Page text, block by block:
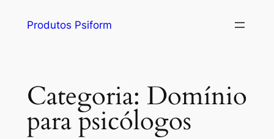
Produtos Psiform
Categoria: Domínio
para psicólogos